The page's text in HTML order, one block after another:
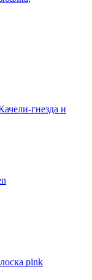
гнезда и
pink